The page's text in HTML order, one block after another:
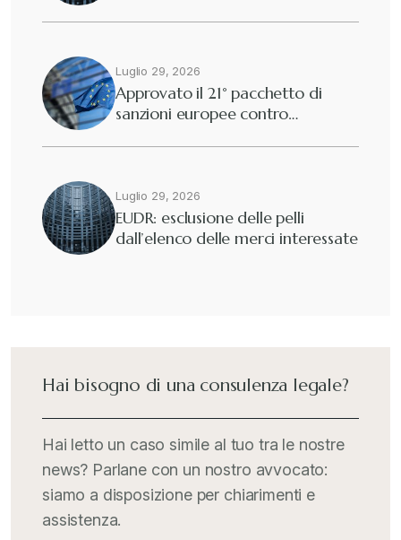
Dogane
Eutekne
Fisco e tributi
Guide e Manuali
Iva comunitaria e nazionale
Luglio 29, 2026
Approvato il 21° pacchetto di
sanzioni europee contro…
Luglio 29, 2026
EUDR: esclusione delle pelli
dall’elenco delle merci interessate
Hai bisogno di una consulenza legale?
Hai letto un caso simile al tuo tra le nostre
news? Parlane con un nostro avvocato:
siamo a disposizione per chiarimenti e
assistenza.